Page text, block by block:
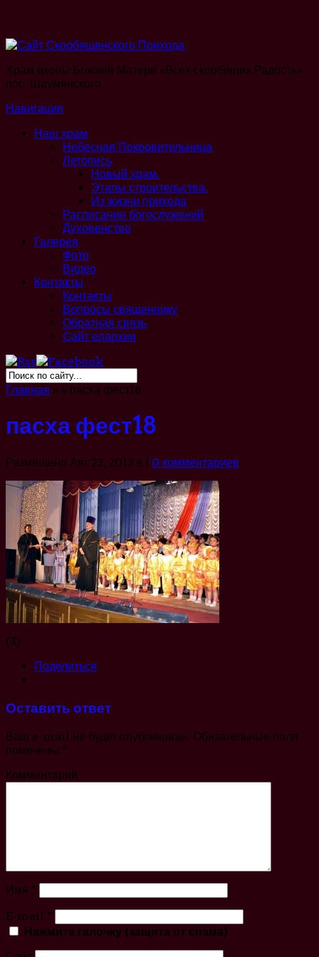
Храм иконы Божией Матери «Всех скорбящих Радость»
пос. Шаумянского
Навигация
Наш храм
Небесная Покровительница
Летопись
Новый храм.
Этапы строительства.
Из жизни прихода
Расписание богослужений
Духовенство
Галерея
Фото
Видео
Контакты
Контакты
Вопросы священнику
Обратная связь
Cайт епархии
Главная » » пасха фест18
пасха фест18
Размещено Авг 23, 2013 в | 0 комментариев
(3)
Поделиться
Оставить ответ
Ваш e-mail не будет опубликован. Обязательные поля
помечены *
Комментарий
Имя *
E-mail *
Нажмите галочку (защита от спама)